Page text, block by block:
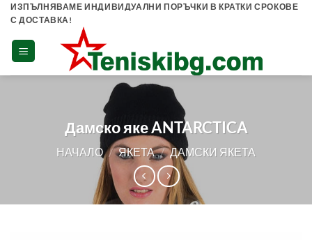
Skip
content
ИЗПЪЛНЯВАМЕ ИНДИВИДУАЛНИ ПОРЪЧКИ В КРАТКИ СРОКОВЕ
С ДОСТАВКА!
Дамско яке ANTARCTICA
НАЧАЛО / ЯКЕТА / ДАМСКИ ЯКЕТА